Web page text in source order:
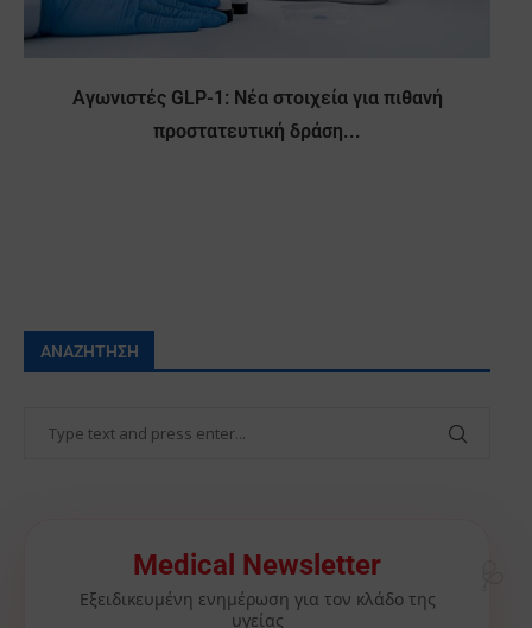
Αγωνιστές GLP-1: Νέα στοιχεία για πιθανή
προστατευτική δράση...
ΑΝΑΖΉΤΗΣΗ
Medical Newsletter
Εξειδικευμένη ενημέρωση για τον κλάδο της
υγείας